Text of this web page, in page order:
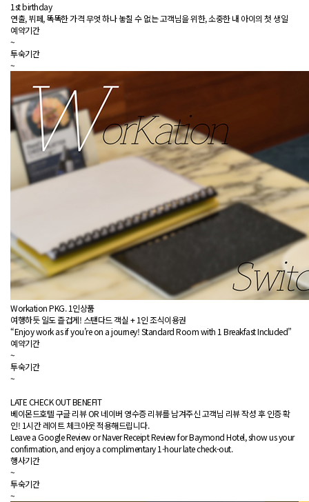
1st birthday
연출, 뷔페, 똑똑한 가격 무엇 하나 놓칠 수 없는 고객님을 위한, 소중한 내 아이의 첫 생일
예약기간
~
투숙기간
~
Workation PKG. 1인상품
여행하듯 일도 즐겁게! 스탠다드 객실 + 1인 조식이용권
“Enjoy work as if you’re on a journey! Standard Room with 1 Breakfast Included”
예약기간
~
투숙기간
~
LATE CHECK OUT BENEFIT
베이몬드호텔 구글 리뷰 OR 네이버 영수증 리뷰를 남겨주신 고객님 리뷰 작성 후 인증 확
인! 1시간 레이트 체크아웃 적용해드립니다.
Leave a Google Review or Naver Receipt Review for Baymond Hotel, show us your
confirmation, and enjoy a complimentary 1-hour late check-out.
행사기간
~
투숙기간
~